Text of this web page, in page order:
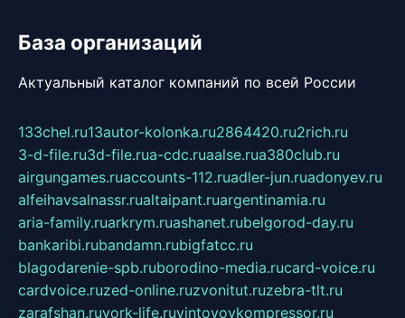
База организаций
Актуальный каталог компаний по всей России
133chel.ru13autor-kolonka.ru2864420.ru2rich.ru
3-d-file.ru3d-file.rua-cdc.ruaalse.rua380club.ru
airgungames.ruaccounts-112.ruadler-jun.ruadonyev.ru
alfeihavsalnassr.rualtaipant.ruargentinamia.ru
aria-family.ruarkrym.ruashanet.rubelgorod-day.ru
bankaribi.rubandamn.rubigfatcc.ru
blagodarenie-spb.ruborodino-media.rucard-voice.ru
cardvoice.ruzed-online.ruzvonitut.ruzebra-tlt.ru
zarafshan.ruyork-life.ruvintovoykompressor.ru